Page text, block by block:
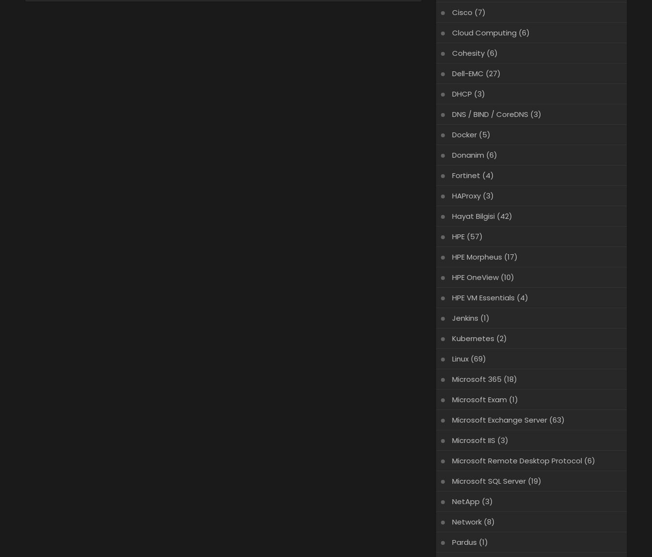
Cisco (7)
Cloud Computing (6)
Cohesity(6)
Dell-EMC (27)
DHCP (3)
DNS / BIND / CoreDNS (3)
Docker(5)
Donanim (6)
Fortinet (4)
HAProxy(3)
Hayat Bilgisi (42)
HPE(57)
HPE Morpheus (17)
HPE OneView(10)
HPE VM Essentials (4)
Jenkins (1)
Kubernetes (2)
Linux(69)
Microsoft 365 (18)
Microsoft Exam (1)
Microsoft Exchange Server(63)
Microsoft IIS (3)
Microsoft Remote Desktop Protocol (6)
Microsoft SQL Server(19)
NetApp (3)
Network(8)
Pardus (1)